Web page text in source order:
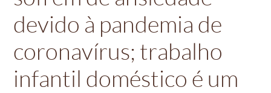
devido à pandemia de
coronavírus; trabalho
infantil doméstico é um